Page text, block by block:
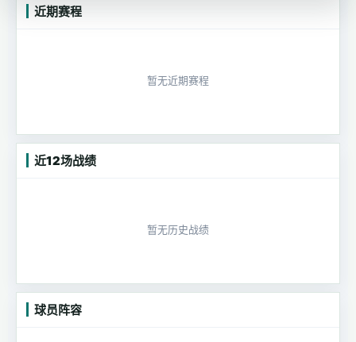
近期赛程
暂无近期赛程
近12场战绩
暂无历史战绩
球员阵容